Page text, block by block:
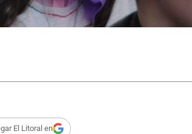
El Litoral en